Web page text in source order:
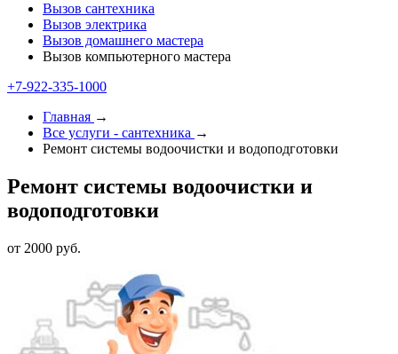
Вызов сантехника
Вызов электрика
Вызов домашнего мастера
Вызов компьютерного мастера
+7-922-335-1000
Главная →
Все услуги - cантехника →
Ремонт системы водоочистки и водоподготовки
Ремонт системы водоочистки и
водоподготовки
от 2000 руб.